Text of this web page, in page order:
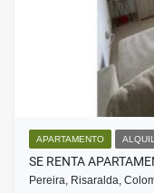
APARTAMENTO
SE RENTA
Pereira, Risaralda,